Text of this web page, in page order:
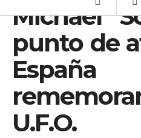
Michael
punto de
España
U.F.O.